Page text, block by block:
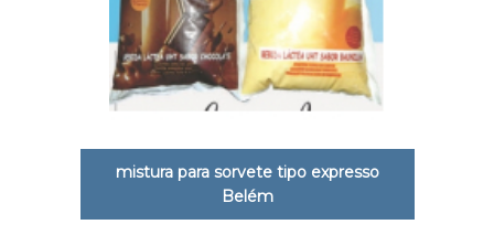
mistura para sorvete tipo expresso
Belém